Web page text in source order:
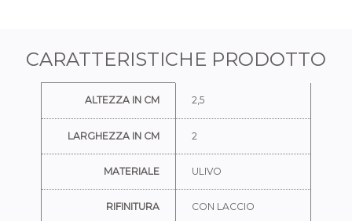
CARATTERISTICHE PRODOTTO
ALTEZZA IN CM 2,5
LARGHEZZA IN CM 2
MATERIALE ULIVO
RIFINITURA CON LACCIO